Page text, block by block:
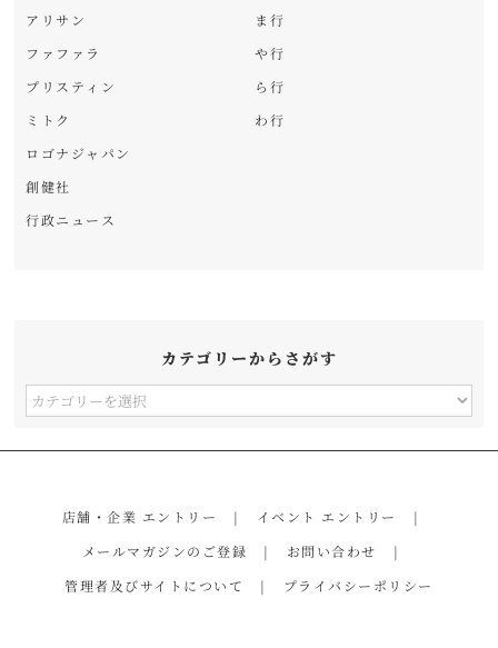
アリサン
ファファラ
プリスティン
ミトク
ロゴナジャパン
創健社
行政ニュース
ま行
や行
ら行
わ行
カテゴリーからさがす
カ
店舗・企業 エントリー
イベント エントリー
メールマガジンのご登録
お問い合わせ
管理者及びサイトについて
プライバシーポリシー